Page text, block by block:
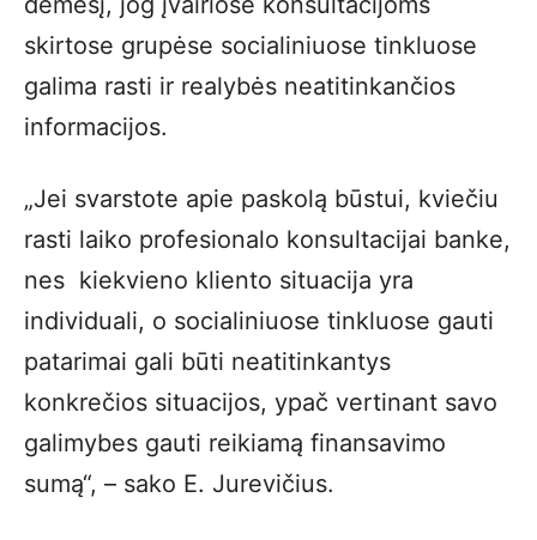
skirtose grupėse socialiniuose tinkluose
galima rasti ir realybės neatitinkančios
informacijos.
„Jei svarstote apie paskolą būstui, kviečiu
rasti laiko profesionalo konsultacijai banke,
nes kiekvieno kliento situacija yra
individuali, o socialiniuose tinkluose gauti
patarimai gali būti neatitinkantys
konkrečios situacijos, ypač vertinant savo
galimybes gauti reikiamą finansavimo
sumą“, – sako E. Jurevičius.